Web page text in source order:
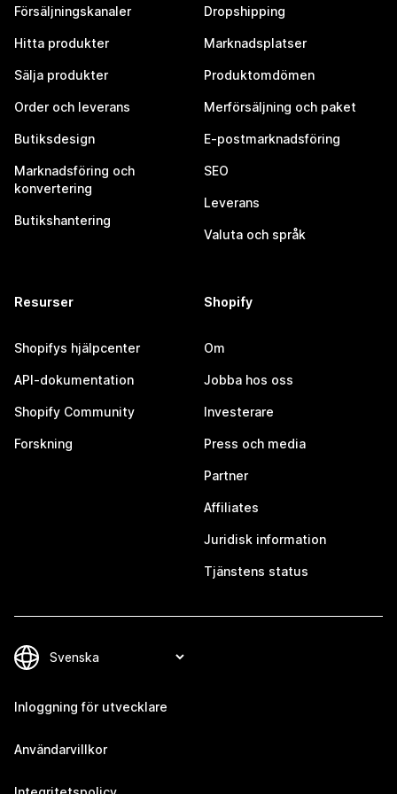
Försäljningskanaler
Hitta produkter
Sälja produkter
Order och leverans
Butiksdesign
Marknadsföring och
konvertering
Butikshantering
Dropshipping
Marknadsplatser
Produktomdömen
Merförsäljning och paket
E-postmarknadsföring
SEO
Leverans
Valuta och språk
Resurser
Shopifys hjälpcenter
API-dokumentation
Shopify Community
Forskning
Shopify
Om
Jobba hos oss
Investerare
Press och media
Partner
Affiliates
Juridisk information
Tjänstens status
Inloggning för utvecklare
Användarvillkor